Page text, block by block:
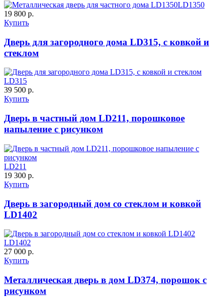
Порошковое напыление "Шелк"
C66
LD1350
19 800 р.
Купить
Дверь для загородного дома LD315, с ковкой и
стеклом
LD315
39 500 р.
Купить
Дверь в частный дом LD211, порошковое
напыление с рисунком
LD211
19 300 р.
Купить
Дверь в загородный дом со стеклом и ковкой
LD1402
LD1402
27 000 р.
Купить
Металлическая дверь в дом LD374, порошок с
рисунком